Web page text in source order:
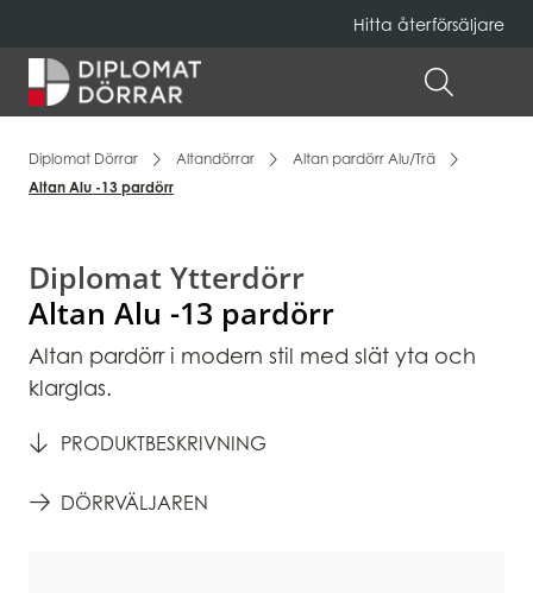
Hitta återförsäljare
ÖPPNA
Diplomat Dörrar Altandörrar
Altan pardörr Alu/Trä
Altan Alu -13 pardörr
Diplomat Ytterdörr
Altan Alu -13 pardörr
Altan pardörr i modern stil med slät yta och
klarglas.
PRODUKTBESKRIVNING
DÖRRVÄLJAREN